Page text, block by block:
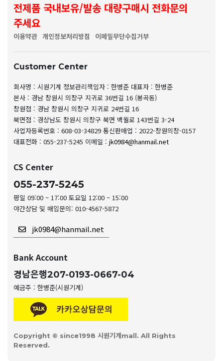
전제품 국내보유/발송 대량구매시 전화문의
주세요
이용약관 개인정보처리방침 이메일무단수집거부
Customer Center
회사명 : 시원기계 정보관리책임자 : 한병준 대표자 : 한병준
본사 : 경남 창원시 의창구 지귀로 36번길 16 (봉곡동)
창원점 : 경남 창원시 의창구 지귀로 24번길 16
북면점 : 경상남도 창원시 의창구 북면 백월로 143번길 3-24
사업자등록번호 : 608-03-34829 통신판매업 : 2022-창원의창-0157
대표전화 : 055-237-5245 이메일 : jk0984@hanmail.net
CS Center
055-237-5245
평일 09:00 ~ 17:00 토요일 12:00 ~ 15:00
야간상담 및 매입문의: 010-4567-5872
jk0984@hanmail.net
Bank Account
경남은행207-0193-0667-04
예금주 : 한병준(시원기계)
Copyright © since1998 시원기계mall. All Rights
Reserved.